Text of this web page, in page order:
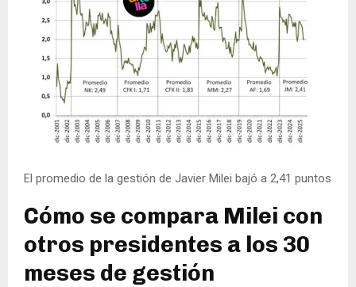
El promedio de la gestión de Javier Milei bajó a 2,41 puntos
Cómo se compara Milei con
otros presidentes a los 30
meses de gestión